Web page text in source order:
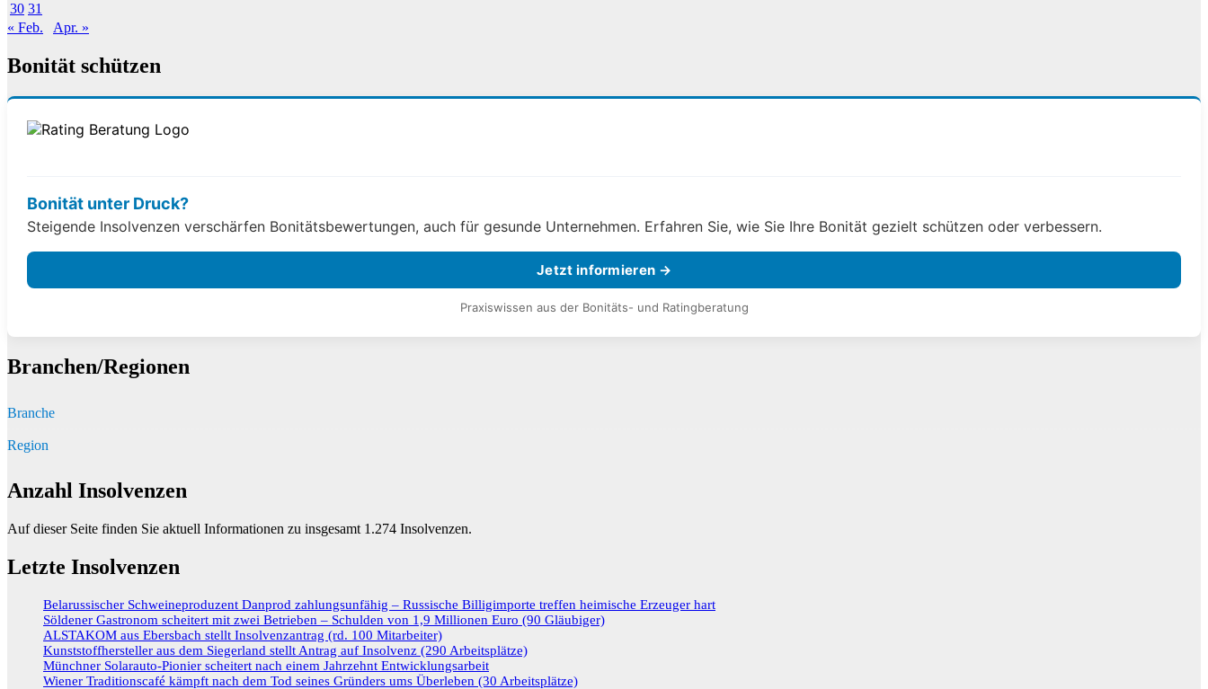
30 31
« Feb.
Apr. »
Bonität schützen
Bonität unter Druck?
Steigende Insolvenzen verschärfen Bonitätsbewertungen, auch für gesunde Unternehmen. Erfahren Sie, wie Sie Ihre Bonität gezielt schützen oder verbessern.
Jetzt informieren →
Praxiswissen aus der Bonitäts- und Ratingberatung
Branchen/Regionen
Branche
Region
Anzahl Insolvenzen
Auf dieser Seite finden Sie aktuell Informationen zu insgesamt 1.274 Insolvenzen.
Letzte Insolvenzen
Belarussischer Schweineproduzent Danprod zahlungsunfähig – Russische Billigimporte treffen heimische Erzeuger hart
Söldener Gastronom scheitert mit zwei Betrieben – Schulden von 1,9 Millionen Euro (90 Gläubiger)
ALSTAKOM aus Ebersbach stellt Insolvenzantrag (rd. 100 Mitarbeiter)
Kunststoffhersteller aus dem Siegerland stellt Antrag auf Insolvenz (290 Arbeitsplätze)
Münchner Solarauto-Pionier scheitert nach einem Jahrzehnt Entwicklungsarbeit
Wiener Traditionscafé kämpft nach dem Tod seines Gründers ums Überleben (30 Arbeitsplätze)